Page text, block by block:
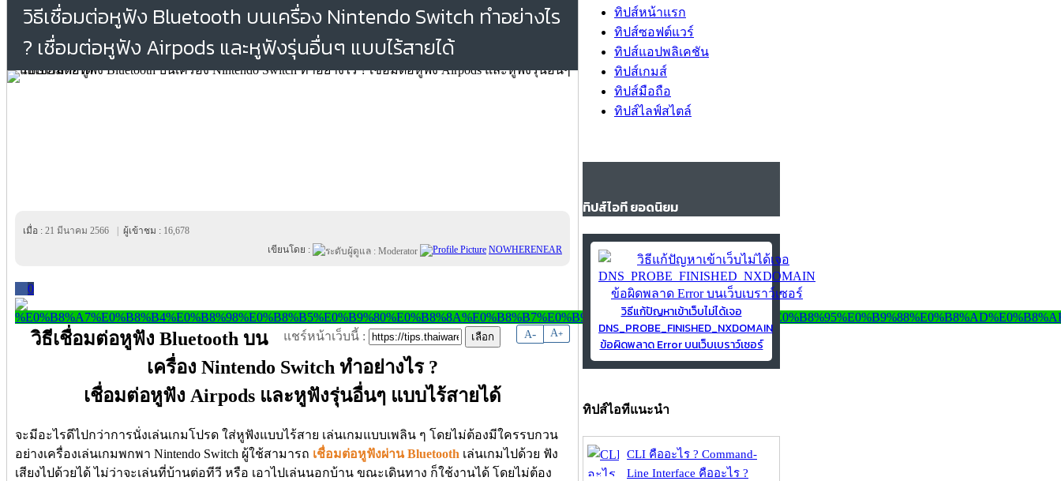
วิธีเชื่อมต่อหูฟัง Bluetooth บนเครื่อง Nintendo Switch ทำอย่างไร
? เชื่อมต่อหูฟัง Airpods และหูฟังรุ่นอื่นๆ แบบไร้สายได้
เมื่อ : 21 มีนาคม 2566 ผู้เข้าชม : 16,678
เขียนโดย :
NOWHERENEAR
0
A- A+
แชร์หน้าเว็บนี้ :
วิธีเชื่อมต่อหูฟัง Bluetooth บน
เครื่อง Nintendo Switch ทำอย่างไร ?
เชื่อมต่อหูฟัง Airpods และหูฟังรุ่นอื่นๆ แบบไร้สายได้
จะมีอะไรดีไปกว่าการนั่งเล่นเกมโปรด ใส่หูฟังแบบไร้สาย เล่นเกมแบบเพลิน ๆ โดยไม่ต้องมีใครรบกวน
อย่างเครื่องเล่นเกมพกพา Nintendo Switch ผู้ใช้สามารถ เชื่อมต่อหูฟังผ่าน Bluetooth เล่นเกมไปด้วย ฟัง
เสียงไปด้วยได้ ไม่ว่าจะเล่นที่บ้านต่อทีวี หรือ เอาไปเล่นนอกบ้าน ขณะเดินทาง ก็ใช้งานได้ โดยไม่ต้อง
ทิปส์หน้าแรก
ทิปส์ซอฟต์แวร์
ทิปส์แอปพลิเคชัน
ทิปส์เกมส์
ทิปส์มือถือ
ทิปส์ไลฟ์สไตล์
ทิปส์ไอที ยอดนิยม
วิธีแก้ปัญหาเข้าเว็บไม่ได้เจอ
DNS_PROBE_FINISHED_NXDOMAIN
ข้อผิดพลาด Error บนเว็บเบราว์เซอร์
ทิปส์ไอทีแนะนำ
CLI คืออะไร ? Command-
Line Interface คืออะไร ?